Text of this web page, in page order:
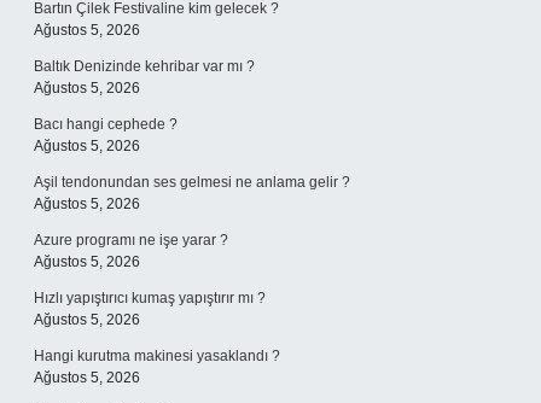
Bartın Çilek Festivaline kim gelecek ?
Ağustos 5, 2026
Baltık Denizinde kehribar var mı ?
Ağustos 5, 2026
Bacı hangi cephede ?
Ağustos 5, 2026
Aşil tendonundan ses gelmesi ne anlama gelir ?
Ağustos 5, 2026
Azure programı ne işe yarar ?
Ağustos 5, 2026
Hızlı yapıştırıcı kumaş yapıştırır mı ?
Ağustos 5, 2026
Hangi kurutma makinesi yasaklandı ?
Ağustos 5, 2026